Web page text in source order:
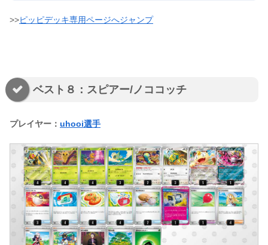
>>ピッピデッキ専用ページへジャンプ
ベスト８：スピアー/ノココッチ
プレイヤー： uhooi選手